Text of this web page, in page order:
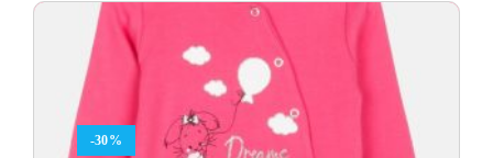
18.00€.
-30%